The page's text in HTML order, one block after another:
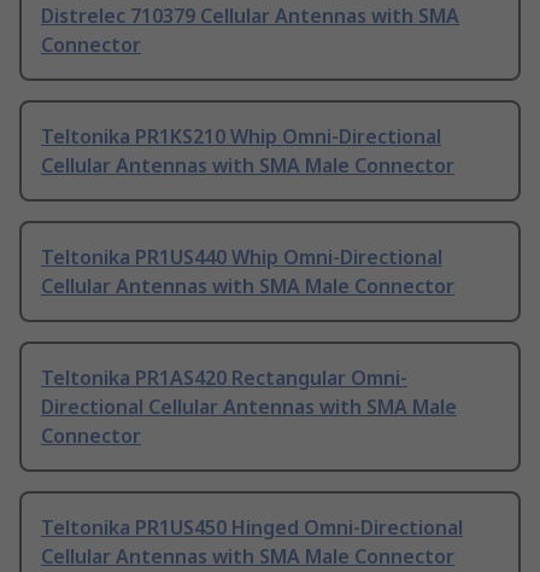
Distrelec 710379 Cellular Antennas with SMA
Connector
Teltonika PR1KS210 Whip Omni-Directional
Cellular Antennas with SMA Male Connector
Teltonika PR1US440 Whip Omni-Directional
Cellular Antennas with SMA Male Connector
Teltonika PR1AS420 Rectangular Omni-
Directional Cellular Antennas with SMA Male
Connector
Teltonika PR1US450 Hinged Omni-Directional
Cellular Antennas with SMA Male Connector